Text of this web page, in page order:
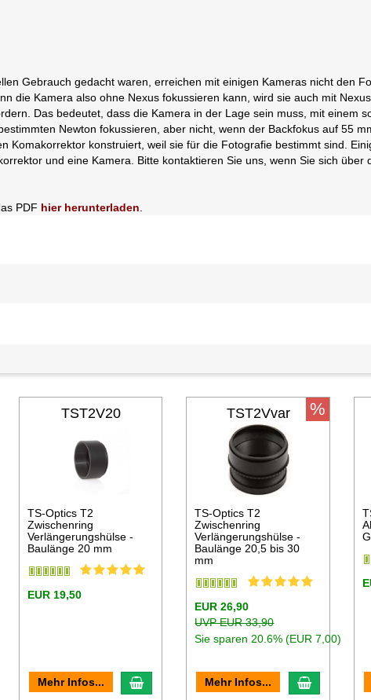
Gebrauch gedacht waren, erreichen mit einigen Kameras nicht den
die Kamera also ohne Nexus fokussieren kann, wird sie auch mit
Das bedeutet, dass die Kamera in der Lage sein muss, mit einem
Newton fokussieren, aber nicht, wenn der Backfokus auf 55
Komakorrektor konstruiert, weil sie für die Fotografie bestimmt sind.
und eine Kamera. Bitte kontaktieren Sie uns, wenn Sie sich über
PDF hier herunterladen
Warenkorb
TST2V20
TS-Optics T2
Zwischenring
Verlängerungshülse -
Baulänge 20 mm
EUR 19,50
Mehr Infos... In den Warenkorb
TST2Vvar
TS-Optics T2
Zwischenring
Verlängerungshülse -
Baulänge 20,5 bis 30
mm
EUR 26,90
UVP EUR 33,90
Sie sparen 20.6% (EUR 7,00)
Mehr Infos... In den
%